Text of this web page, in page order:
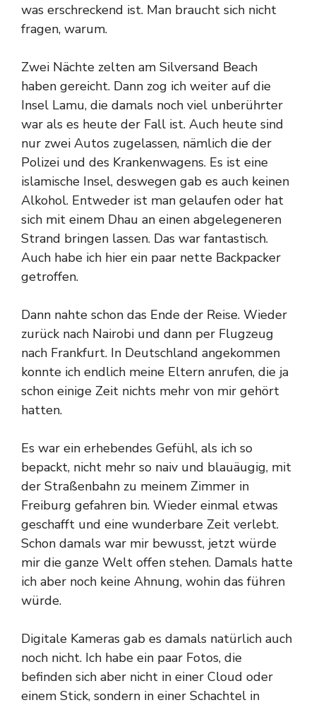
was erschreckend ist. Man braucht sich nicht
fragen, warum.
Zwei Nächte zelten am Silversand Beach
haben gereicht. Dann zog ich weiter auf die
Insel Lamu, die damals noch viel unberührter
war als es heute der Fall ist. Auch heute sind
nur zwei Autos zugelassen, nämlich die der
Polizei und des Krankenwagens. Es ist eine
islamische Insel, deswegen gab es auch keinen
Alkohol. Entweder ist man gelaufen oder hat
sich mit einem Dhau an einen abgelegeneren
Strand bringen lassen. Das war fantastisch.
Auch habe ich hier ein paar nette Backpacker
getroffen.
Dann nahte schon das Ende der Reise. Wieder
zurück nach Nairobi und dann per Flugzeug
nach Frankfurt. In Deutschland angekommen
konnte ich endlich meine Eltern anrufen, die ja
schon einige Zeit nichts mehr von mir gehört
hatten.
Es war ein erhebendes Gefühl, als ich so
bepackt, nicht mehr so naiv und blauäugig, mit
der Straßenbahn zu meinem Zimmer in
Freiburg gefahren bin. Wieder einmal etwas
geschafft und eine wunderbare Zeit verlebt.
Schon damals war mir bewusst, jetzt würde
mir die ganze Welt offen stehen. Damals hatte
ich aber noch keine Ahnung, wohin das führen
würde.
Digitale Kameras gab es damals natürlich auch
noch nicht. Ich habe ein paar Fotos, die
befinden sich aber nicht in einer Cloud oder
einem Stick, sondern in einer Schachtel in